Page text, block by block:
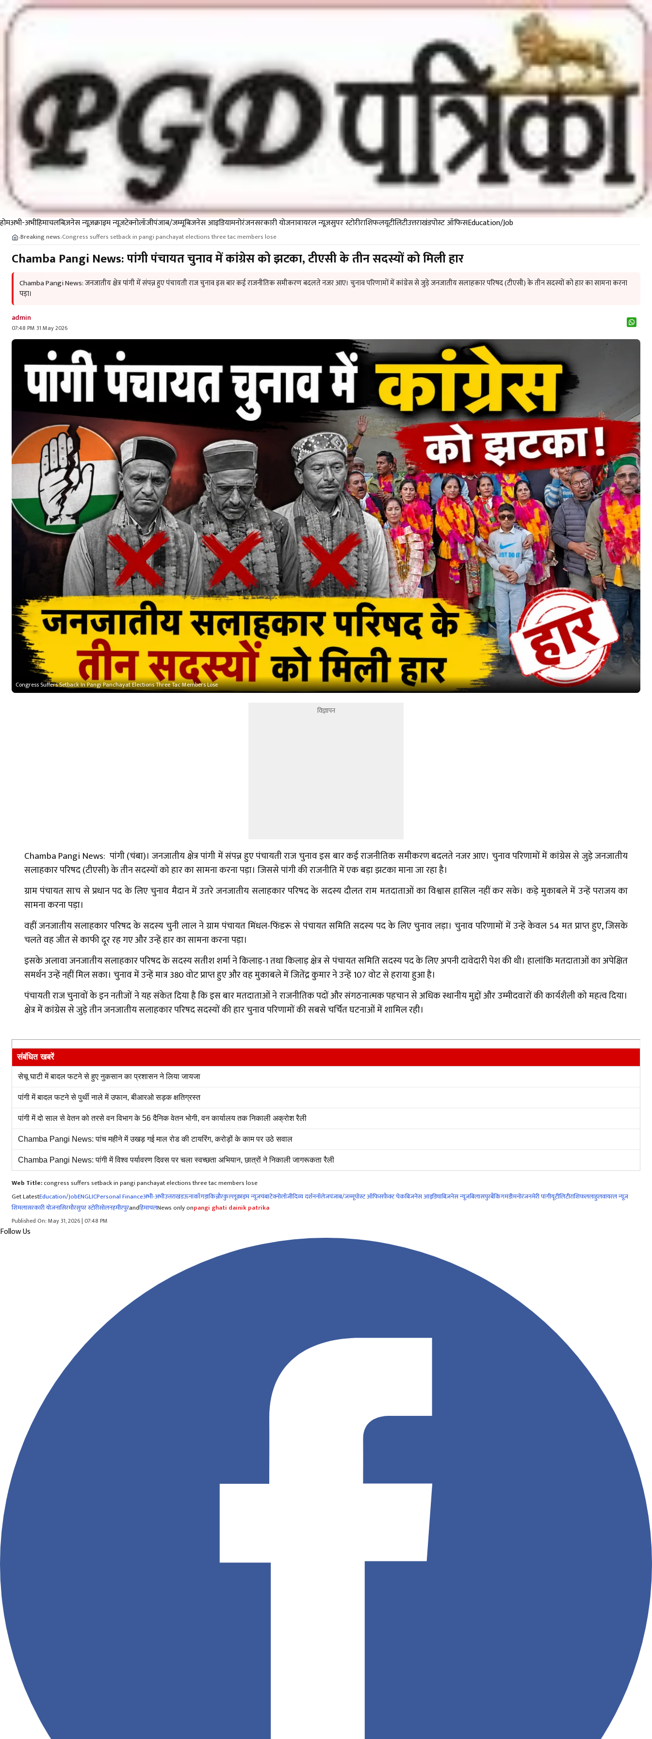
होमअभी-अभीहिमाचलबिज़नेस न्यूज़क्राइम न्यूजटेक्नोलॉजीपंजाब/जम्मूबिजनेस आइडियामनोरंजनसरकारी योजनावायरल न्यूज़सुपर स्टोरीराशिफलयूटीलिटीउत्तराखंडपोस्ट ऑफिसEducation/Job
›Breaking news›Congress suffers setback in pangi panchayat elections three tac members lose
Chamba Pangi News: पांगी पंचायत चुनाव में कांग्रेस को झटका, टीएसी के तीन सदस्यों को मिली हार
Chamba Pangi News: जनजातीय क्षेत्र पांगी में संपन्न हुए पंचायती राज चुनाव इस बार कई राजनीतिक समीकरण बदलते नजर आए। चुनाव परिणामों में कांग्रेस से जुड़े जनजातीय सलाहकार परिषद (टीएसी) के तीन सदस्यों को हार का सामना करना
पड़ा।
admin
07:48 PM 31 May 2026
Congress Suffers Setback In Pangi Panchayat Elections Three Tac Members Lose
विज्ञापन
Chamba Pangi News: पांगी (चंबा)। जनजातीय क्षेत्र पांगी में संपन्न हुए पंचायती राज चुनाव इस बार कई राजनीतिक समीकरण बदलते नजर आए। चुनाव परिणामों में कांग्रेस से जुड़े जनजातीय
सलाहकार परिषद (टीएसी) के तीन सदस्यों को हार का सामना करना पड़ा। जिससे पांगी की राजनीति में एक बड़ा झटका माना जा रहा है।
ग्राम पंचायत साच से प्रधान पद के लिए चुनाव मैदान में उतरे जनजातीय सलाहकार परिषद के सदस्य दौलत राम मतदाताओं का विश्वास हासिल नहीं कर सके। कड़े मुकाबले में उन्हें पराजय का
सामना करना पड़ा।
वहीं जनजातीय सलाहकार परिषद के सदस्य चुनी लाल ने ग्राम पंचायत मिंधल-फिंडरू से पंचायत समिति सदस्य पद के लिए चुनाव लड़ा। चुनाव परिणामों में उन्हें केवल 54 मत प्राप्त हुए, जिसके
चलते वह जीत से काफी दूर रह गए और उन्हें हार का सामना करना पड़ा।
इसके अलावा जनजातीय सलाहकार परिषद के सदस्य सतीश शर्मा ने किलाड़-1 तथा किलाड़ क्षेत्र से पंचायत समिति सदस्य पद के लिए अपनी दावेदारी पेश की थी। हालांकि मतदाताओं का अपेक्षित
समर्थन उन्हें नहीं मिल सका। चुनाव में उन्हें मात्र 380 वोट प्राप्त हुए और वह मुकाबले में जितेंद्र कुमार ने उन्हें 107 वोट से हराया हुआ है।
पंचायती राज चुनावों के इन नतीजों ने यह संकेत दिया है कि इस बार मतदाताओं ने राजनीतिक पदों और संगठनात्मक पहचान से अधिक स्थानीय मुद्दों और उम्मीदवारों की कार्यशैली को महत्व दिया।
क्षेत्र में कांग्रेस से जुड़े तीन जनजातीय सलाहकार परिषद सदस्यों की हार चुनाव परिणामों की सबसे चर्चित घटनाओं में शामिल रही।
संबंधित खबरें
सेचू घाटी में बादल फटने से हुए नुकसान का प्रशासन ने लिया जायजा
पांगी में बादल फटने से पुर्थी नाले में उफान, बीआरओ सड़क क्षतिग्रस्त
पांगी में दो साल से वेतन को तरसे वन विभाग के 56 दैनिक वेतन भोगी, वन कार्यालय तक निकाली अक्रोश रैली
Chamba Pangi News: पांच महीने में उखड़ गई माल रोड की टायरिंग, करोड़ों के काम पर उठे सवाल
Chamba Pangi News: पांगी में विश्व पर्यावरण दिवस पर चला स्वच्छता अभियान, छात्रों ने निकाली जागरूकता रैली
Web Title:congress suffers setback in pangi panchayat elections three tac members lose
Get LatestEducation/JobENGLICPersonal Financeअभी-अभीउत्तराखंडऊनाकाँगड़ाकिन्नौरकुल्लूक्राइम न्यूजचंबाटेक्नोलॉजीदिव्य दर्शननॉलेजपंजाब/जम्मूपोस्ट ऑफिसफ़ैक्ट चेकबिजनेस आइडियाबिज़नेस न्यूज़बिलासपुरबैंकिंगमंडीमनोरंजनमेरी पांगीयूटीलिटीराशिफललाहुलवायरल न्यूज़
शिमलासरकारी योजनासिरमौरसुपर स्टोरीसोलनहमीरपुरandहिमाचलNews only onpangi ghati dainik patrika
Published On: May 31, 2026 | 07:48 PM
Follow Us